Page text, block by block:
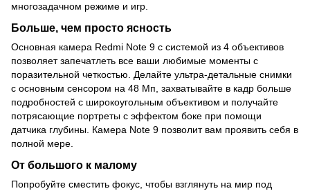
многозадачном режиме и игр.
Больше, чем просто ясность
Основная камера Redmi Note 9 с системой из 4 объективов
позволяет запечатлеть все ваши любимые моменты с
поразительной четкостью. Делайте ультра-детальные снимки
с основным сенсором на 48 Мп, захватывайте в кадр больше
подробностей с широкоугольным объективом и получайте
потрясающие портреты с эффектом боке при помощи
датчика глубины. Камера Note 9 позволит вам проявить себя в
полной мере.
От большого к малому
Попробуйте сместить фокус, чтобы взглянуть на мир под